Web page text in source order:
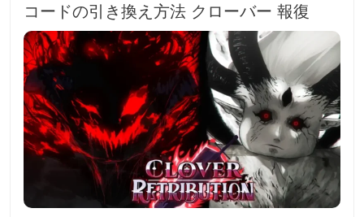
コードの引き換え方法 クローバー 報復